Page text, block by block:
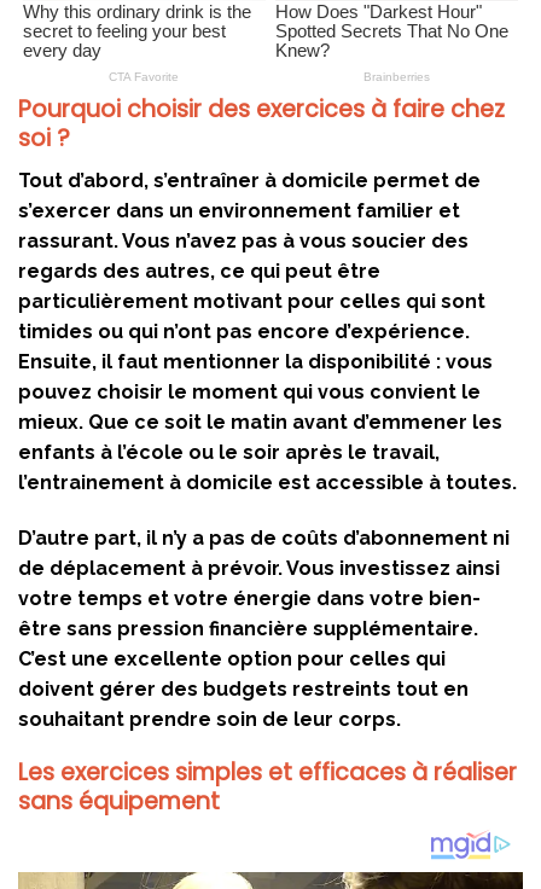
Pourquoi choisir des exercices à faire chez
soi ?
Tout d’abord, s’entraîner à domicile permet de
s’exercer dans un environnement familier et
rassurant. Vous n’avez pas à vous soucier des
regards des autres, ce qui peut être
particulièrement motivant pour celles qui sont
timides ou qui n’ont pas encore d’expérience.
Ensuite, il faut mentionner la disponibilité : vous
pouvez choisir le moment qui vous convient le
mieux. Que ce soit le matin avant d’emmener les
enfants à l’école ou le soir après le travail,
l’entrainement à domicile est accessible à toutes.
D’autre part, il n’y a pas de coûts d’abonnement ni
de déplacement à prévoir. Vous investissez ainsi
votre temps et votre énergie dans votre bien-
être sans pression financière supplémentaire.
C’est une excellente option pour celles qui
doivent gérer des budgets restreints tout en
souhaitant prendre soin de leur corps.
Les exercices simples et efficaces à réaliser
sans équipement